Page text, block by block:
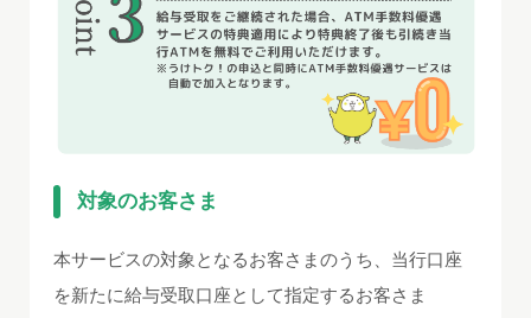
対象のお客さま
本サービスの対象となるお客さまのうち、当行口座
を新たに給与受取口座として指定するお客さま